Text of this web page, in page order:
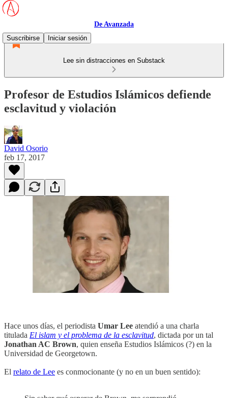
De Avanzada
Suscribirse
Iniciar sesión
Lee sin distracciones en Substack
Profesor de Estudios Islámicos defiende
esclavitud y violación
David Osorio
feb 17, 2017
Hace unos días, el periodista Umar Lee atendió a una charla
titulada El islam y el problema de la esclavitud, dictada por un tal
Jonathan AC Brown, quien enseña Estudios Islámicos (?) en la
Universidad de Georgetown.
El relato de Lee es conmocionante (y no en un buen sentido):